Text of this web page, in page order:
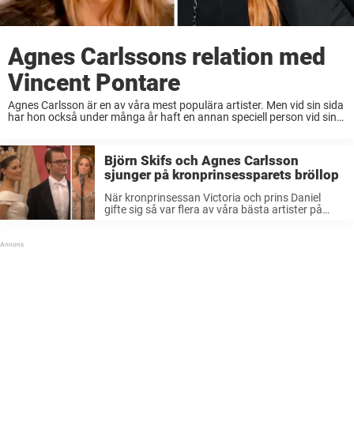
Agnes Carlssons relation med
Vincent Pontare
Agnes Carlsson är en av våra mest populära artister. Men vid sin sida
har hon också under många år haft en annan speciell person vid sin
Björn Skifs och Agnes Carlsson
sjunger på kronprinsessparets bröllop
När kronprinsessan Victoria och prins Daniel
gifte sig så var flera av våra bästa artister på